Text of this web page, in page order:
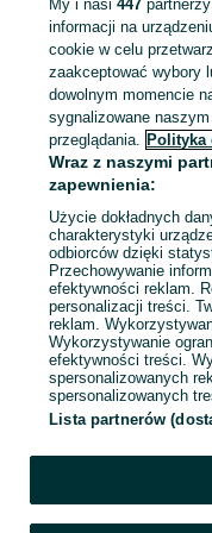
Zaloguj się lub załóż
sprzedającym
Zaloguj się / Załóż
My i nasi447
informacji na
cookie w celu
zaakceptować wybory
dowolnym momencie
sygnalizowane naszym
przeglądania. Polityka
Wraz z naszymi
zapewnienia:
Użycie dokładnych
charakterystyki
odbiorców dzięki
Przechowywanie
efektywności reklam.
personalizacji treści.
reklam.
Wykorzystywanie
efektywności treści.
spersonalizowanych
spersonalizowanych
Lista partnerów